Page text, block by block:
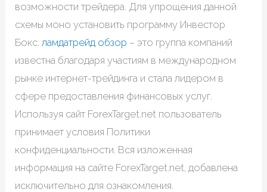
возможности трейдера. Для упрощения данной
схемы моно установить программу Инвестор
Бокс. ламдатрейд обзор – это группа компаний
известна благодаря участиям в международном
рынке интернет-трейдинга и стала лидером в
сфере предоставления финансовых услуг.
Используя сайт ForexTarget.net пользователь
принимает условия Политики
конфиденциальности. Вся изложенная
информация на сайте ForexTarget.net, добавлена
исключительно для ознакомления.